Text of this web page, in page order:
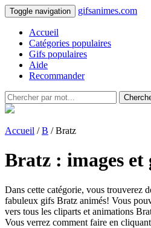
Toggle navigation gifsanimes.com
Accueil
Catégories populaires
Gifs populaires
Aide
Recommander
Accueil /B / Bratz
Bratz : images et
Dans cette catégorie, vous trouverez
fabuleux gifs Bratz animés! Vous
vers tous les cliparts et animations
Vous verrez comment faire en